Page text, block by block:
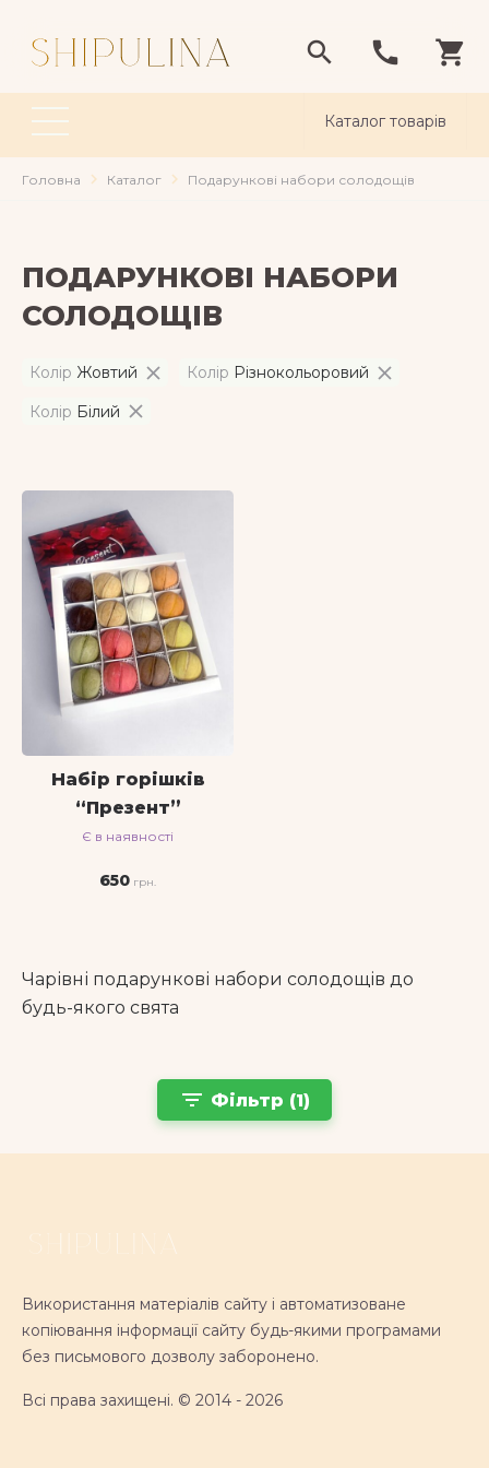
Каталог товарів
Головна navigate_next Каталог navigate_next Подарункові набори солодощів
ПОДАРУНКОВІ НАБОРИ
СОЛОДОЩІВ
Колір Жовтий Колір Різнокольоровий
Колір Білий
Набір горішків
“Презент”
Є в наявності
650
Чарівні подарункові набори солодощів до
будь-якого свята
filter_list Фільтр (1)
Використання матеріалів сайту і автоматизоване
копіювання інформації сайту будь-якими програмами
без письмового дозволу заборонено.
Всі права захищені. © 2014 - 2026